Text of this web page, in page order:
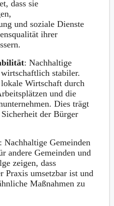
dass sie
und soziale Dienste
ihrer
: Nachhaltige
stabiler.
Wirtschaft durch
und die
Dies trägt
der Bürger
Nachhaltige Gemeinden
andere Gemeinden und
zeigen, dass
Praxis umsetzbar ist und
Maßnahmen zu